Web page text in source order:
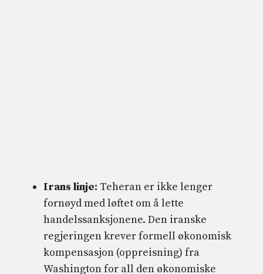
Irans linje: Teheran er ikke lenger
fornøyd med løftet om å lette
handelssanksjonene. Den iranske
regjeringen krever formell økonomisk
kompensasjon (oppreisning) fra
Washington for all den økonomiske